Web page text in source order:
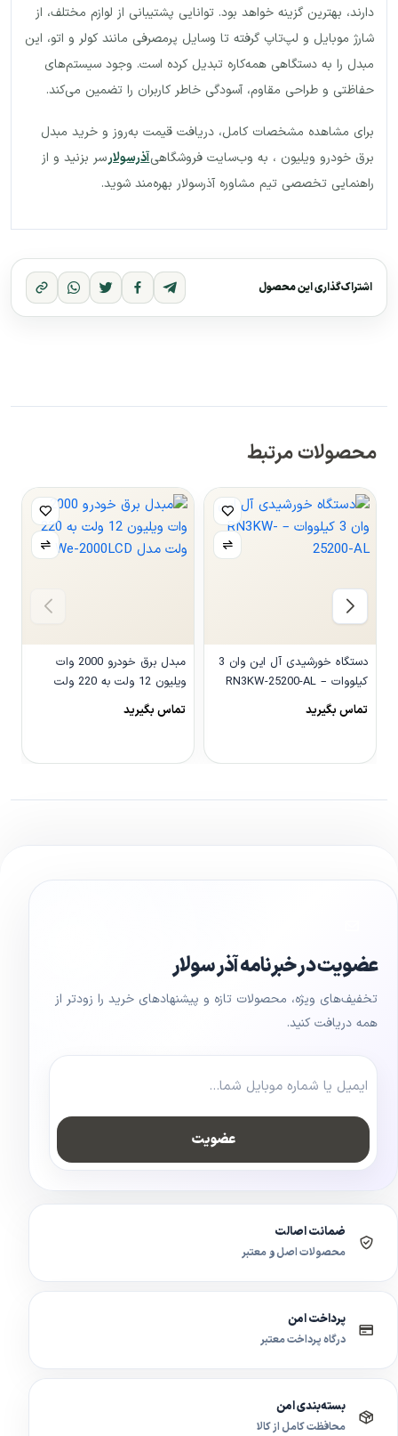
دارند، بهترین گزینه خواهد بود. توانایی پشتیبانی از لوازم مختلف، از
شارژ موبایل و لپ‌تاپ گرفته تا وسایل پرمصرفی مانند کولر و اتو، این
مبدل را به دستگاهی همه‌کاره تبدیل کرده است. وجود سیستم‌های
حفاظتی و طراحی مقاوم، آسودگی خاطر کاربران را تضمین می‌کند.
برای مشاهده مشخصات کامل، دریافت قیمت به‌روز و خرید مبدل
برق خودرو ویلیون ، به وب‌سایت فروشگاهیآذرسولارسر بزنید و از
راهنمایی تخصصی تیم مشاوره آذرسولار بهره‌مند شوید.
اشتراک‌گذاری این محصول
محصولات مرتبط
دستگاه خورشیدی آل این وان 3
کیلووات – RN3KW-25200-AL
تماس بگیرید
مبدل برق خودرو 2000 وات
ویلیون 12 ولت به 220 ولت
مدل We-2000LCD
تماس بگیرید
عضویت در خبرنامه آذر سولار
تخفیف‌های ویژه، محصولات تازه و پیشنهادهای خرید را زودتر از
همه دریافت کنید.
عضویت
ضمانت اصالت
محصولات اصل و معتبر
پرداخت امن
درگاه پرداخت معتبر
بسته‌بندی امن
محافظت کامل از کالا